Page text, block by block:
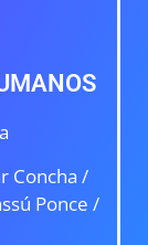
Concha /
Ponce /